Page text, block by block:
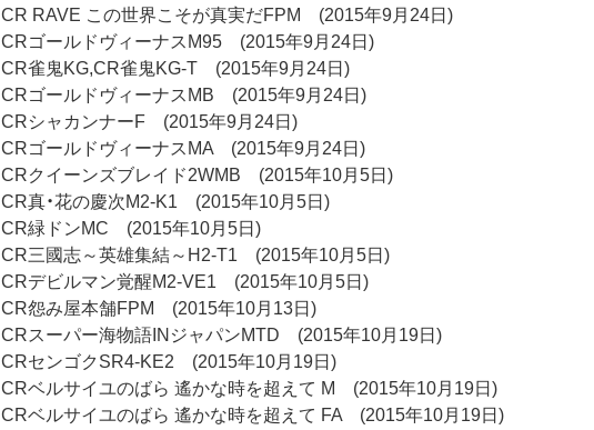
CR RAVE この世界こそが真実だFPM (2015年9月24日)
CRゴールドヴィーナスM95 (2015年9月24日)
CR雀鬼KG,CR雀鬼KG-T (2015年9月24日)
CRゴールドヴィーナスMB (2015年9月24日)
CRシャカンナーF (2015年9月24日)
CRゴールドヴィーナスMA (2015年9月24日)
CRクイーンズブレイド2WMB (2015年10月5日)
CR真・花の慶次M2-K1 (2015年10月5日)
CR緑ドンMC (2015年10月5日)
CR三國志～英雄集結～H2-T1 (2015年10月5日)
CRデビルマン覚醒M2-VE1 (2015年10月5日)
CR怨み屋本舗FPM (2015年10月13日)
CRスーパー海物語INジャパンMTD (2015年10月19日)
CRセンゴクSR4-KE2 (2015年10月19日)
CRベルサイユのばら 遙かな時を超えて M (2015年10月19日)
CRベルサイユのばら 遙かな時を超えて FA (2015年10月19日)